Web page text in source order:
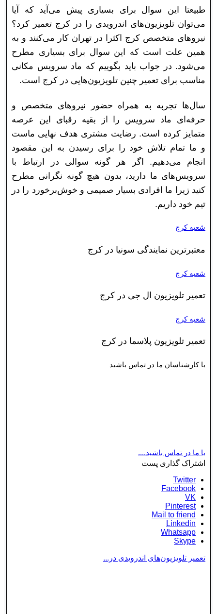
طبیعتا این سوال برای بسیاری پیش می‌آید که آیا
می‌توان تلویزیون‌های اندرویدی را در کرج تعمیر کرد؟
نیرو‌های متخصص کرج اکثرا در تهران کار می‌کنند و به
همین علت است که این سوال برای بسیاری مطرح
می‌شود. در جواب باید بگوییم که ماد سرویس مکانی
مناسب برای تعمیر چنین تلویزیون‌هایی در کرج است.
سال‌ها تجربه به همراه حضور نیرو‌های متخصص و
حرفه‌ای ماد سرویس را از بقیه رقبای این عرصه
متمایز کرده است. رضایت مشتری هدف نهایی ماست
و ما تمام تلاش خود را برای رسیدن به این مقصود
انجام می‌دهیم. اگر هر گونه سوالی در ارتباط با
سرویس‌های ما دارید، بدون هیچ گونه نگرانی مطرح
کنید زیرا ما افرادی بسیار صمیمی و خوش‌برخورد را در
تیم خود داریم.
شعبه کرج
معتبرترین نمایندگی سونیا در کرج
شعبه کرج
تعمیر تلویزیون ال جی در کرج
شعبه کرج
تعمیر تلویزیون پلاسما در کرج
با کارشناسان ما در تماس باشید
با ما در تماس باشید....
اشتراک گذاری پست
Twitter
Facebook
VK
Pinterest
Mail to friend
Linkedin
Whatsapp
Skype
تعمیر تلویزیون‌های اندرویدی در...